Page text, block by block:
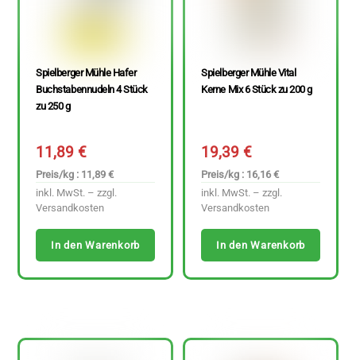
Spielberger Mühle Hafer
Buchstabennudeln 4 Stück
zu 250 g
11,89€
Preis/kg : 11,89 €
inkl. MwSt. – zzgl.
Versandkosten
In den Warenkorb
Spielberger Mühle Vital
Kerne Mix 6 Stück zu 200 g
19,39€
Preis/kg : 16,16 €
inkl. MwSt. – zzgl.
Versandkosten
In den Warenkorb